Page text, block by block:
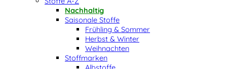
Nachhaltig
Saisonale Stoffe
Frühling & Sommer
Herbst & Winter
Weihnachten
Stoffmarken